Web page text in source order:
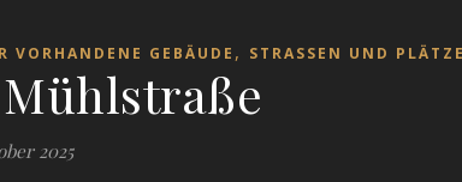
VORHANDENE GEBÄUDE , STRASSEN UND PLÄTZE
2025